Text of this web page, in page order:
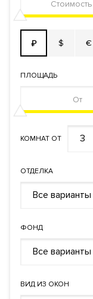
₽ $ €
ПЛОЩАДЬ
КОМНАТ ОТ 3
ОТДЕЛКА
Все варианты
ФОНД
Все варианты
ВИД ИЗ ОКОН